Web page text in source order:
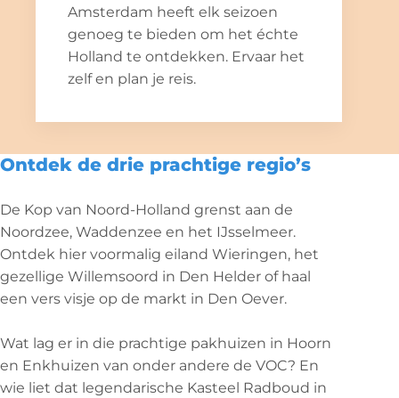
Amsterdam heeft elk seizoen
genoeg te bieden om het échte
Holland te ontdekken. Ervaar het
zelf en plan je reis.
Ontdek de drie prachtige regio’s
De Kop van Noord-Holland grenst aan de
Noordzee, Waddenzee en het IJsselmeer.
Ontdek hier voormalig eiland Wieringen, het
gezellige Willemsoord in Den Helder of haal
een vers visje op de markt in Den Oever.
Wat lag er in die prachtige pakhuizen in Hoorn
en Enkhuizen van onder andere de VOC? En
wie liet dat legendarische Kasteel Radboud in